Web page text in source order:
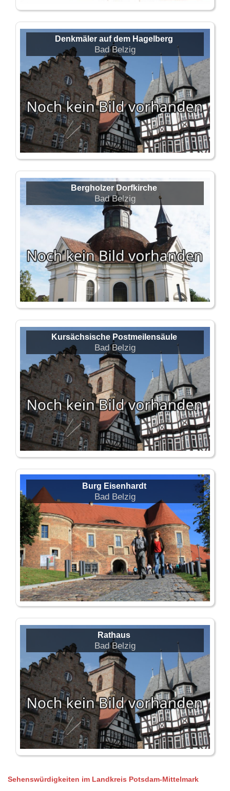
Denkmäler auf dem Hagelberg
Bad Belzig
Bergholzer Dorfkirche
Bad Belzig
Kursächsische Postmeilensäule
Bad Belzig
Burg Eisenhardt
Bad Belzig
Rathaus
Bad Belzig
Sehenswürdigkeiten im Landkreis Potsdam-Mittelmark